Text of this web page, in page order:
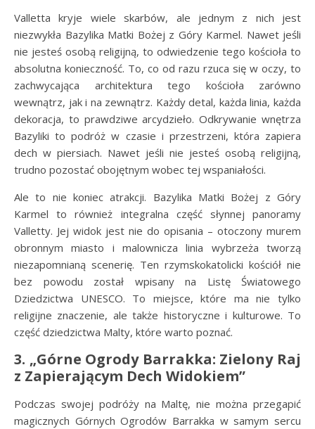
Valletta kryje wiele skarbów, ale jednym z nich jest
niezwykła Bazylika Matki Bożej z Góry Karmel. Nawet jeśli
nie jesteś osobą religijną, to odwiedzenie tego kościoła to
absolutna konieczność. To, co od razu rzuca się w oczy, to
zachwycająca architektura tego kościoła zarówno
wewnątrz, jak i na zewnątrz. Każdy detal, każda linia, każda
dekoracja, to prawdziwe arcydzieło. Odkrywanie wnętrza
Bazyliki to podróż w czasie i przestrzeni, która zapiera
dech w piersiach. Nawet jeśli nie jesteś osobą religijną,
trudno pozostać obojętnym wobec tej wspaniałości.
Ale to nie koniec atrakcji. Bazylika Matki Bożej z Góry
Karmel to również integralna część słynnej panoramy
Valletty. Jej widok jest nie do opisania – otoczony murem
obronnym miasto i malownicza linia wybrzeża tworzą
niezapomnianą scenerię. Ten rzymskokatolicki kościół nie
bez powodu został wpisany na Listę Światowego
Dziedzictwa UNESCO. To miejsce, które ma nie tylko
religijne znaczenie, ale także historyczne i kulturowe. To
część dziedzictwa Malty, które warto poznać.
3. „Górne Ogrody Barrakka: Zielony Raj
z Zapierającym Dech Widokiem”
Podczas swojej podróży na Maltę, nie można przegapić
magicznych Górnych Ogrodów Barrakka w samym sercu